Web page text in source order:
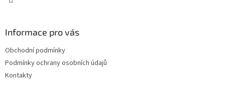
Informace pro vás
Obchodní podmínky
Podmínky ochrany osobních údajů
Kontakty